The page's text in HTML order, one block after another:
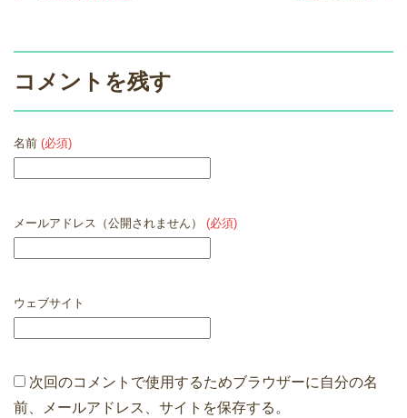
コメントを残す
名前 (必須)
メールアドレス（公開されません） (必須)
ウェブサイト
次回のコメントで使用するためブラウザーに自分の名
前、メールアドレス、サイトを保存する。